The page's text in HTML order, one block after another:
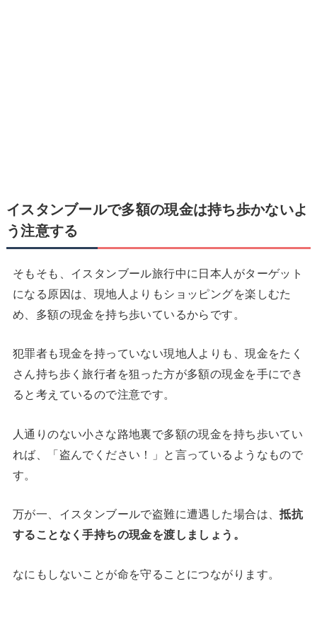
イスタンブールで多額の現金は持ち歩かないよ
う注意する
そもそも、イスタンブール旅行中に日本人がターゲット
になる原因は、現地人よりもショッピングを楽しむた
め、多額の現金を持ち歩いているからです。
犯罪者も現金を持っていない現地人よりも、現金をたく
さん持ち歩く旅行者を狙った方が多額の現金を手にでき
ると考えているので注意です。
人通りのない小さな路地裏で多額の現金を持ち歩いてい
れば、「盗んでください！」と言っているようなもので
す。
万が一、イスタンブールで盗難に遭遇した場合は、抵抗
することなく手持ちの現金を渡しましょう。
なにもしないことが命を守ることにつながります。